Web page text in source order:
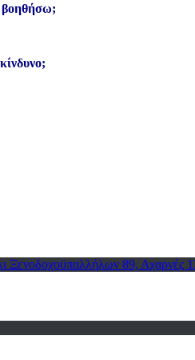
βοηθήσω;